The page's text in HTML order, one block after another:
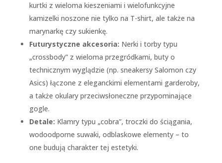
kurtki z wieloma kieszeniami i wielofunkcyjne
kamizelki noszone nie tylko na T-shirt, ale także na
marynarkę czy sukienkę.
Futurystyczne akcesoria: Nerki i torby typu
„crossbody” z wieloma przegródkami, buty o
technicznym wyglądzie (np. sneakersy Salomon czy
Asics) łączone z eleganckimi elementami garderoby,
a także okulary przeciwsłoneczne przypominające
gogle.
Detale: Klamry typu „cobra”, troczki do ściągania,
wodoodporne suwaki, odblaskowe elementy – to
one budują charakter tej estetyki.